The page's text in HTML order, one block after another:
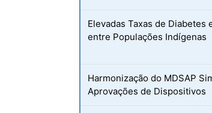
Elevadas Taxas de Diabetes
entre Populações Indígenas
Harmonização do MDSAP
Aprovações de Dispositivos